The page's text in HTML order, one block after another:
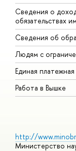
Сведения о
обязательствах
Сведения об
Людям с
Единая
Работа в Вышке
http://
Министерство